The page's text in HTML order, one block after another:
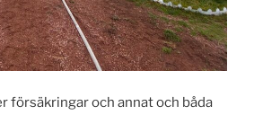
försäkringar och annat och båda